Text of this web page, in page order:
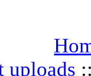
uploads